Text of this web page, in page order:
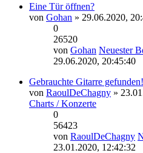
Eine Tür öffnen?
von Gohan » 29.06.2020,
0
26520
von Gohan Neuester
29.06.2020, 20:45:40
Gebrauchte Gitarre gefunden!
von RaoulDeChagny »
Charts / Konzerte
0
56423
von RaoulDeChagny
23.01.2020, 12:42:32